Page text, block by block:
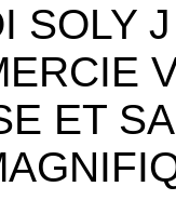
SOLY
ET